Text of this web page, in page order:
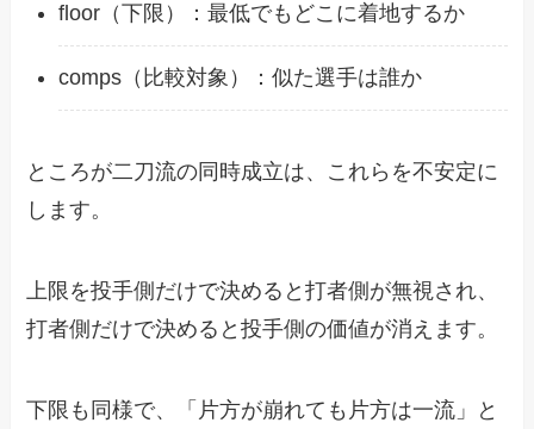
floor（下限）：最低でもどこに着地するか
comps（比較対象）：似た選手は誰か
ところが二刀流の同時成立は、これらを不安定に
します。
上限を投手側だけで決めると打者側が無視され、
打者側だけで決めると投手側の価値が消えます。
下限も同様で、「片方が崩れても片方は一流」と